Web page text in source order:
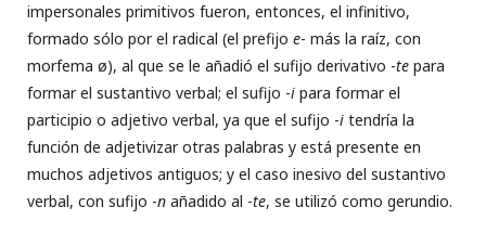
impersonales primitivos fueron, entonces, el infinitivo,
formado sólo por el radical (el prefijo e- más la raíz, con
morfema ø), al que se le añadió el sufijo derivativo -te para
formar el sustantivo verbal; el sufijo -i para formar el
participio o adjetivo verbal, ya que el sufijo -i tendría la
función de adjetivizar otras palabras y está presente en
muchos adjetivos antiguos; y el caso inesivo del sustantivo
verbal, con sufijo -n añadido al -te, se utilizó como gerundio.